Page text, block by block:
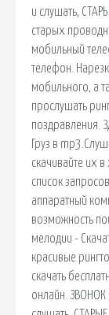
и слушать,
старых
мобильный
телефон.
мобильного, а
прослушать
поздравления.
Груз в
скачивайте их
список
аппаратный
возможность
мелодии -
красивые
скачать
онлайн. ЗВОНОК